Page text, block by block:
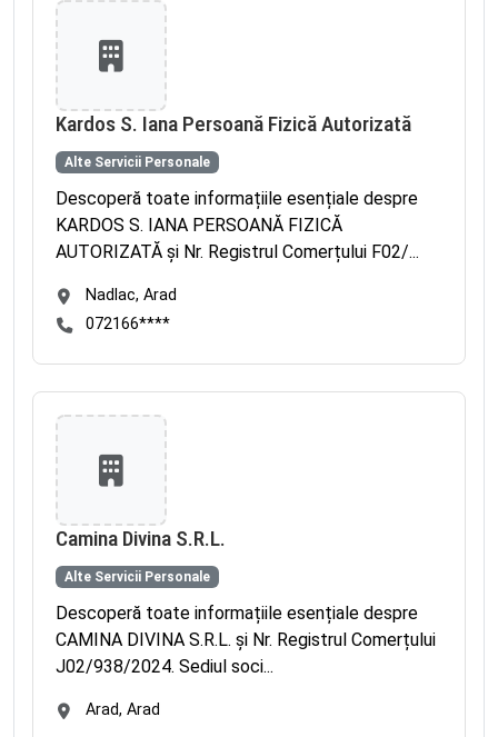
Kardos S. Iana Persoană Fizică Autorizată
Alte Servicii Personale
Descoperă toate informațiile esențiale despre
KARDOS S. IANA PERSOANĂ FIZICĂ
AUTORIZATĂ și Nr. Registrul Comerțului F02/...
Nadlac, Arad
072166****
Camina Divina S.R.L.
Alte Servicii Personale
Descoperă toate informațiile esențiale despre
CAMINA DIVINA S.R.L. și Nr. Registrul Comerțului
J02/938/2024. Sediul soci...
Arad, Arad